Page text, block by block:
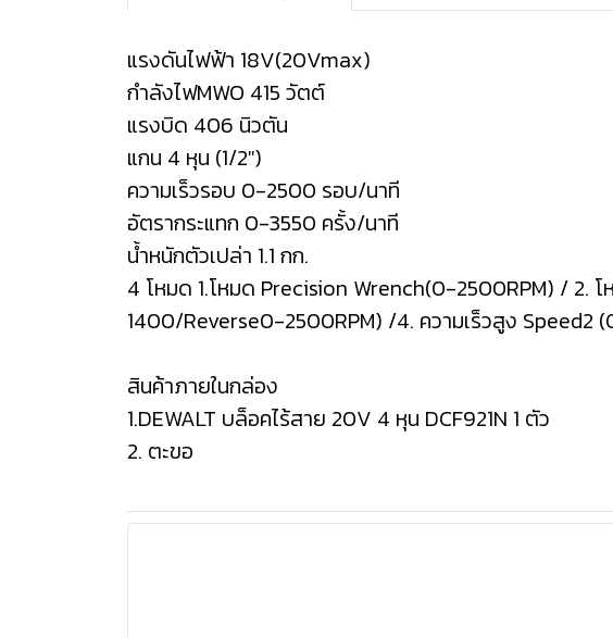
แรงดันไฟฟ้า 18V(20Vmax)
กำลังไฟMWO 415 วัตต์
แรงบิด 406 นิวตัน
แกน 4 หุน (1/2")
ความเร็วรอบ 0-2500 รอบ/นาที
อัตรากระแทก 0-3550 ครั้ง/นาที
น้ำหนักตัวเปล่า 1.1 กก.
4 โหมด 1.โหมด Precision Wrench(0-2500RPM) / 2.
1400/Reverse0-2500RPM) /4. ความเร็วสูง Speed2
สินค้าภายในกล่อง
1.DEWALT บล็อคไร้สาย 20V 4 หุน DCF921N 1 ตัว
2. ตะขอ